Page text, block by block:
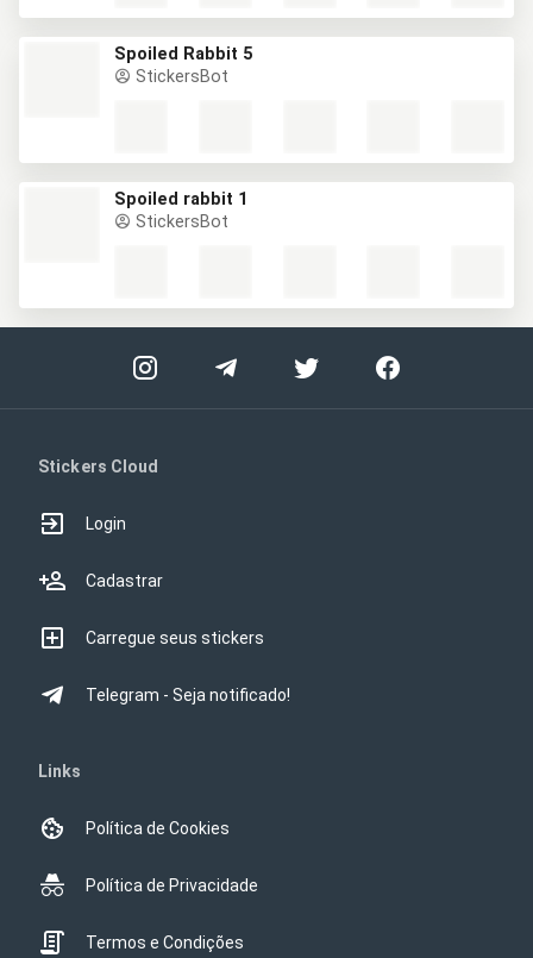
Spoiled Rabbit 5
StickersBot
Spoiled rabbit 1
StickersBot
Stickers Cloud
Login
Cadastrar
Carregue seus stickers
Telegram - Seja notificado!
Links
Política de Cookies
Política de Privacidade
Termos e Condições